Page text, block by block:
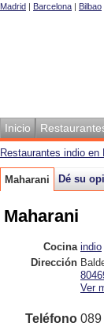
Madrid | Barcelona | Bilbao
Inicio
Restaurantes indio en
Maharani Dé su
Maharani
Cocina indio
Dirección
Ver
Teléfono 089